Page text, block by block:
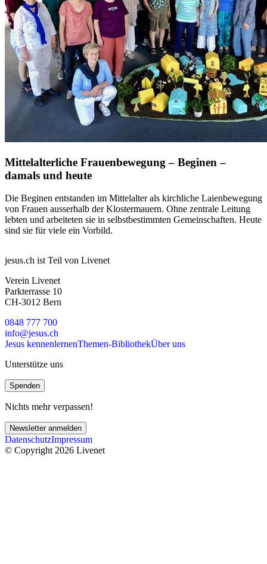
Mittelalterliche Frauenbewegung – Beginen –
damals und heute
Die Beginen entstanden im Mittelalter als kirchliche Laienbewegung
von Frauen ausserhalb der Klostermauern. Ohne zentrale Leitung
lebten und arbeiteten sie in selbstbestimmten Gemeinschaften. Heute
sind sie für viele ein Vorbild.
jesus.ch ist Teil von Livenet
Verein Livenet
Parkterrasse 10
CH-3012 Bern
0848 777 700
info@jesus.ch
Jesus kennenlernenThemen-BibliothekÜber uns
Unterstütze uns
Spenden
Nichts mehr verpassen!
Newsletter anmelden
DatenschutzImpressum
© Copyright 2026 Livenet